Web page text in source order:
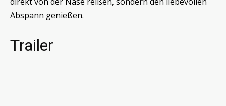
Abspann genießen.
Trailer